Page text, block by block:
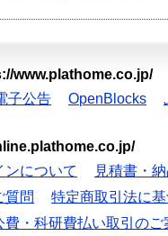
www.plathome.co.jp/
子公告 OpenBlocks
ンについて
見積書・
質問
特定商取引法に
費・科研費払い取引のご